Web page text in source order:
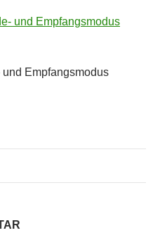
Empfangsmodus